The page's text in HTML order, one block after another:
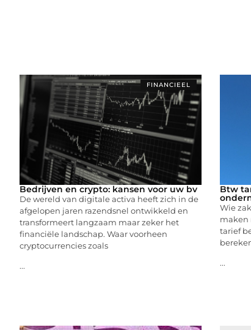
FINANCIEEL
Bedrijven en crypto: kansen voor uw bv
De wereld van digitale activa heeft zich in de
afgelopen jaren razendsnel ontwikkeld en
transformeert langzaam maar zeker het
financiële landschap. Waar voorheen
cryptocurrencies zoals
...
Btw
Wie
maken
tarief
...